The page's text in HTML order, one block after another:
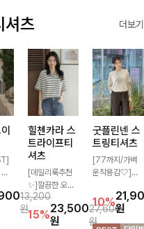
셔츠 더보기
13,200
원
힐첸카라 스
트라이프티
셔츠
[데일리룩추천
✨]깔끔한 오픈
카라넥과 조화로
운 배색이 들어
간 스트라이프
15%23,500
원
27,600
원
굿플린넨 스
트링티셔츠
[77까지/가벼
운착용감🤍]린
럴한 플라워 프
린팅이 포인트가
되어 하나만으로
10%원